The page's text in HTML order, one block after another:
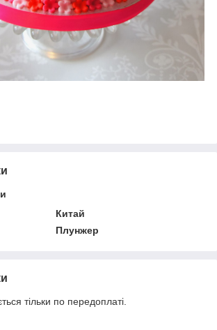
Китай
Плунжер
тільки по передоплаті.